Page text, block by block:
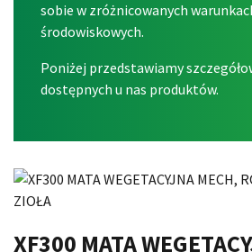
sobie w zróżnicowanych
środowiskowych.
Poniżej przedstawiamy
dostępnych u nas produktów.
XF300 MATA